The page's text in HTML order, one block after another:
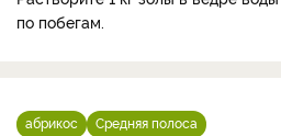
по побегам.
абрикос Средняя полоса